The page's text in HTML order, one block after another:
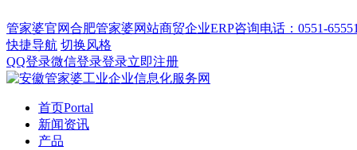
管家婆官网合肥管家婆网站商贸企业ERP咨询电话：0551-
快捷导航 切换风格
QQ登录微信登录登录立即注册
首页Portal
新闻资讯
产品